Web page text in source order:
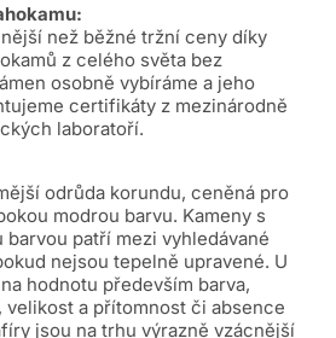
než běžné tržní ceny díky
z celého světa bez
osobně vybíráme a jeho
certifikáty z mezinárodně
laboratoří.
odrůda korundu, ceněná pro
modrou barvu. Kameny s
patří mezi vyhledávané
nejsou tepelně upravené. U
hodnotu především barva,
a přítomnost či absence
jsou na trhu výrazně vzácnější